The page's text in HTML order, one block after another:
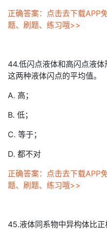
正确答案：点击去下载APP
题、刷题、练习哦>>
44.低闪点液体和高闪点液
这两种液体闪点的平均值。
A. 高；
B. 低；
C. 等于；
D. 都不对
正确答案：点击去下载APP
题、刷题、练习哦>>
45.液体同系物中异构体比正